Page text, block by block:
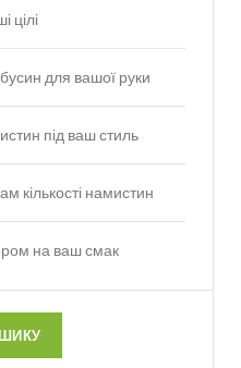
цілі
для вашої руки
під ваш стиль
кількості намистин
на ваш смак